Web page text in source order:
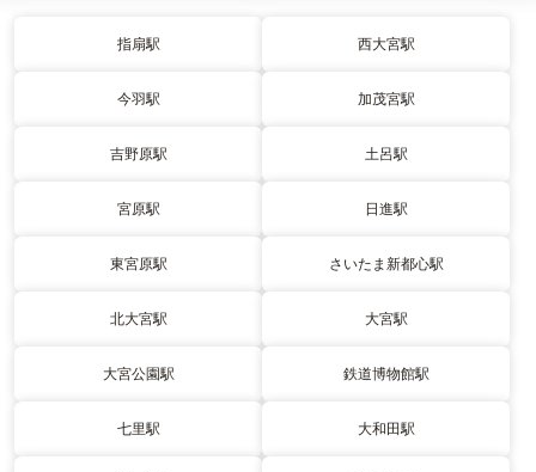
指扇駅 西大宮駅
今羽駅 加茂宮駅
吉野原駅 土呂駅
宮原駅 日進駅
東宮原駅 さいたま新都心駅
北大宮駅 大宮駅
大宮公園駅 鉄道博物館駅
七里駅 大和田駅